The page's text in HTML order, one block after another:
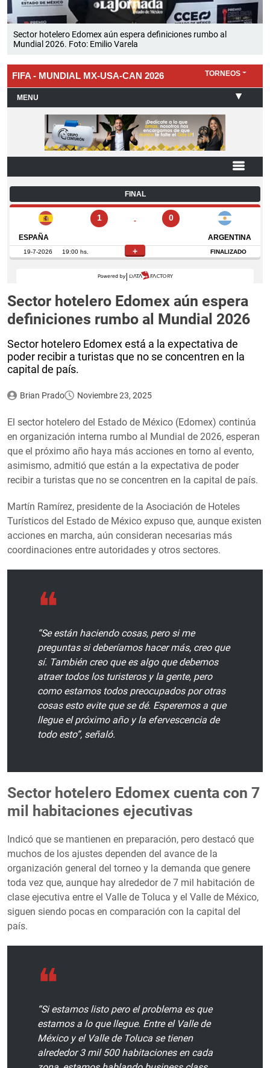
Sector hotelero Edomex aún espera definiciones rumbo al
Mundial 2026. Foto: Emilio Varela
Sector hotelero Edomex aún espera
definiciones rumbo al Mundial 2026
Sector hotelero Edomex está a la expectativa de
poder recibir a turistas que no se concentren en la
capital de país.
Brian Prado Noviembre 23, 2025
El sector hotelero del Estado de México (Edomex) continúa
en organización interna rumbo al Mundial de 2026, esperan
que el próximo año haya más acciones en torno al evento,
asimismo, admitió que están a la expectativa de poder
recibir a turistas que no se concentren en la capital de país.
Martín Ramírez, presidente de la Asociación de Hoteles
Turísticos del Estado de México expuso que, aunque existen
acciones en marcha, aún consideran necesarias más
coordinaciones entre autoridades y otros sectores.
“Se están haciendo cosas, pero si me
preguntas si deberíamos hacer más, creo que
sí. También creo que es algo que debemos
atraer todos los turisteros y la gente, pero
como estamos todos preocupados por otras
cosas esto evite que se dé. Esperemos a que
llegue el próximo año y la efervescencia de
todo esto”, señaló.
Sector hotelero Edomex cuenta con 7
mil habitaciones ejecutivas
Indicó que se mantienen en preparación, pero destacó que
muchos de los ajustes dependen del avance de la
organización general del torneo y la demanda que genere
toda vez que, aunque hay alrededor de 7 mil habitación de
clase ejecutiva entre el Valle de Toluca y el Valle de México,
siguen siendo pocas en comparación con la capital del
país.
“Si estamos listo pero el problema es que
estamos a lo que llegue. Entre el Valle de
México y el Valle de Toluca se tienen
alrededor 3 mil 500 habitaciones en cada